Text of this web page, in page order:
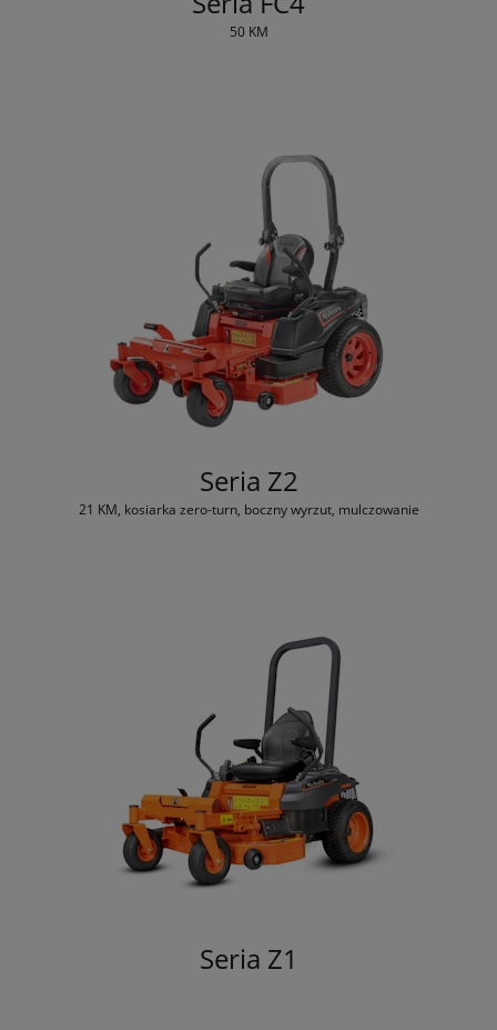
50 KM
Seria Z2
21 KM, kosiarka zero-turn, boczny wyrzut, mulczowanie
Seria Z1